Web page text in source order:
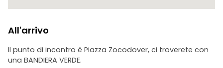
All'arrivo
Il punto di incontro è Piazza Zocodover, ci troverete con
una BANDIERA VERDE.